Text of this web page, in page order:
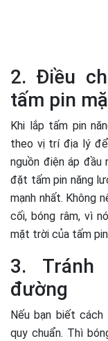
2. Điều
tấm pin
Khi lắp tấm pin
theo vị trí địa lý
nguồn điện áp đầu
đặt tấm pin năng
mạnh nhất. Không
cối, bóng râm, vì
mặt trời của tấm
3. Tránh
đường
Nếu bạn biết
quy chuẩn. Thì